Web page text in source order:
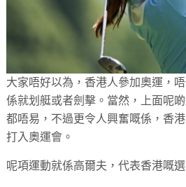
大家唔好以為，香港人參加奧運，
係就划艇或者劍擊。當然，上面呢
都唔易，不過更令人興奮嘅係，香
打入奧運會。
呢項運動就係高爾夫，代表香港嘅